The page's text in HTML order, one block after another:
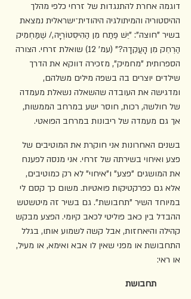
דוגמה אחרת להתנגדות של זרחי כלפי מהלך
ההיסטוריה והמיתולגיה היהודית־ישראלית נמצאת
בשיר "חוצה": "יֵשׁ פֶּתַח מִן הַהִיסְטוֹרְיָה,/ שֶׁמַּחְמִיק
הַרְחֵק מִן הָעֲקֵדָה?" (עמ' 12) שואלת זרחי. הצורה
הספרותית "מחמיק", מזכירה דווקא את הדרך
שילדים יוצרים בה בשפה מילים משלהם,
ומדגישה את העובדה שהשאלה נשאלת מעמדה
של חולשה, רכות, חוסר ישע במרחב הממשות,
אך גם מעמדה של ריבונות במרחב הפואטי.
בשנים האחרונות אני חוקרת את המוטיבים של
פצע ואיחוי בשירתה של זרחי. אני מנסה לפענח
את המושגים "פצע" ו"איחוי" לא רק כמוטיבים,
אלא גם כפרקטיקות פואטיות. משום כך קסם לי
במיוחד השיר "תחבושת". גם בשיר זה מיטשטש
ההבדל בין כאב פוליטי לכאב קיומי. הפצע מבקש
קהילה והיאחזות, אבל קשה לשמוע אותו, בגלל
התחבושת או מפני שאין לו אבא ואימא, או מעיל,
או ראי:
תחבושת